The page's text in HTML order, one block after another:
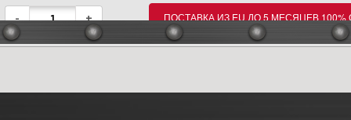
- + ПОСТАВКА ИЗ EU ДО 5 МЕСЯЦЕВ